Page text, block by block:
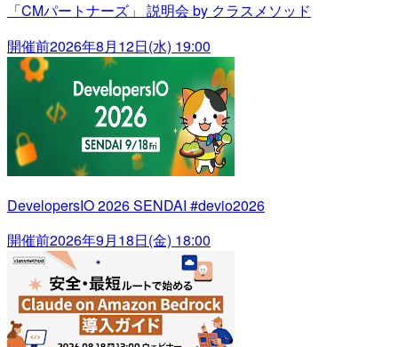
「CMパートナーズ」 説明会 by クラスメソッド
開催前2026年8月12日(水) 19:00
DevelopersIO 2026 SENDAI #devio2026
開催前2026年9月18日(金) 18:00